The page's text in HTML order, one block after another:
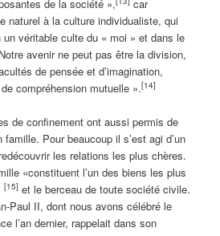
de la société »,
car
naturel à la culture individualiste, qui
un véritable culte du « moi » et dans le
avenir ne peut pas être la division,
de pensée et d’imagination,
compréhension mutuelle ».[14]
de confinement ont aussi permis de
Pour beaucoup il s’est agi d’un
les relations les plus chères.
«constituent l’un des biens les plus
[15] et le berceau de toute société civile.
Paul II, dont nous avons célébré le
l’an dernier, rappelait dans son